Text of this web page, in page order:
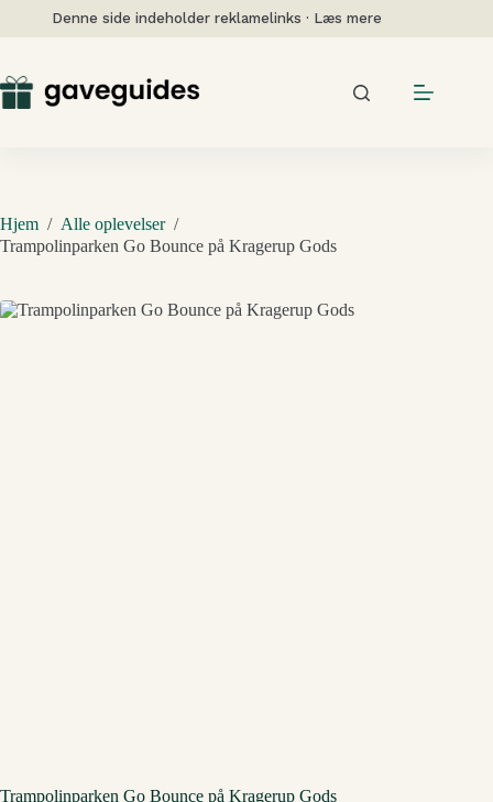
Denne side indeholder reklamelinks · Læs mere
Hjem / Alle oplevelser /
Trampolinparken Go Bounce på Kragerup Gods
Trampolinparken Go Bounce på Kragerup Gods